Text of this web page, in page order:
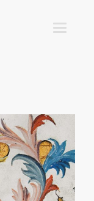
T
O
A
N